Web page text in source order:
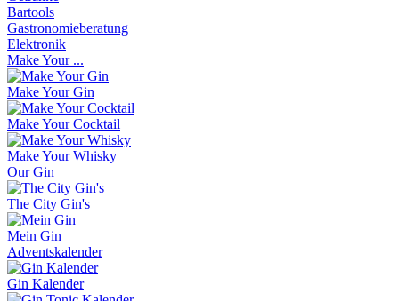
Bartools
Gastronomieberatung
Elektronik
Make Your ...
Make Your Gin
Make Your Cocktail
Make Your Whisky
Our Gin
The City Gin's
Mein Gin
Adventskalender
Gin Kalender